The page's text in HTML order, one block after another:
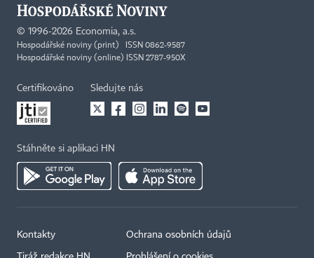
© 1996-2026 Economia, a.s.
Hospodářské noviny (print) ISSN 0862-9587
Hospodářské noviny (online) ISSN 2787-950X
Certifikováno Sledujte nás
Stáhněte si aplikaci HN
Kontakty Ochrana osobních údajů